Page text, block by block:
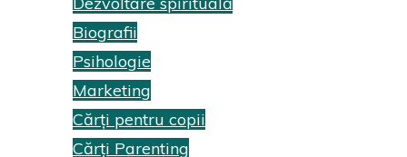
Biografii
Psihologie
Marketing
Cărți pentru copii
Cărți Parenting